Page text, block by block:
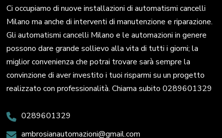
Ci occupiamo di nuove installazioni di automatismi cancelli
Milano ma anche di interventi di manutenzione e riparazione.
Gli automatismi cancelli Milano e le automazioni in genere
possono dare grande sollievo alla vita di tutti i giorni; la
miglior convenienza che potrai trovare sarà sempre la
convinzione di aver investito i tuoi risparmi su un progetto
realizzato con professionalità. Chiama subito 0289601329
0289601329
ambrosianautomazioni@gmail.com